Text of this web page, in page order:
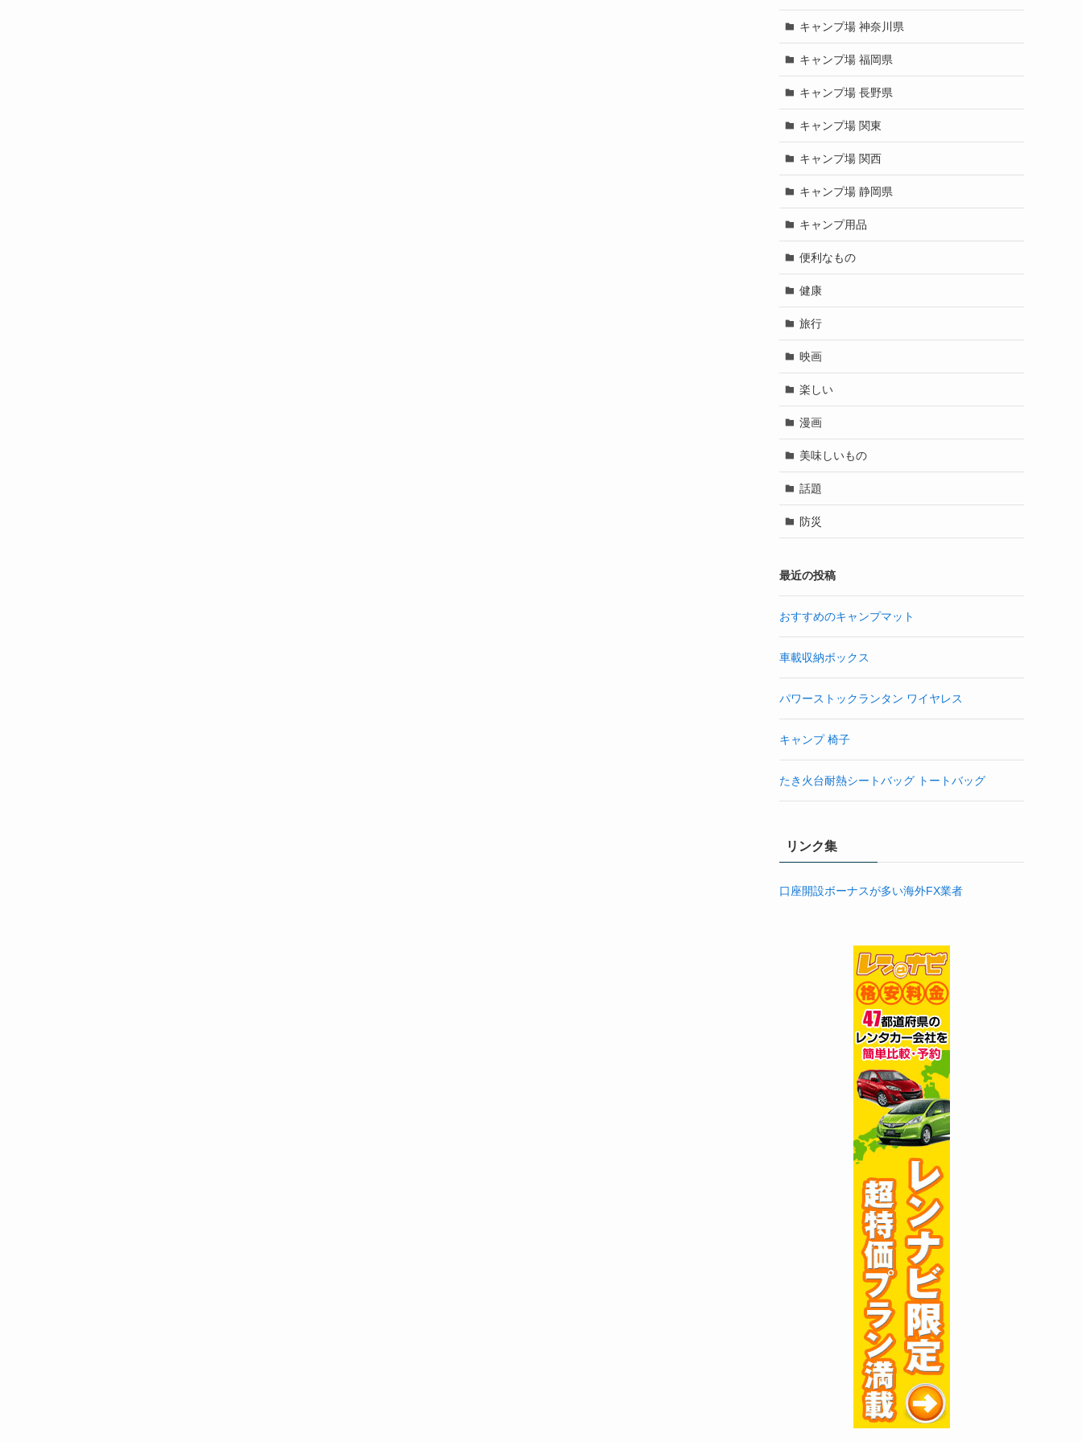
キャンプ場 神奈川県
キャンプ場 福岡県
キャンプ場 長野県
キャンプ場 関東
キャンプ場 関西
キャンプ場 静岡県
キャンプ用品
便利なもの
健康
旅行
映画
楽しい
漫画
美味しいもの
話題
防災
最近の投稿
おすすめのキャンプマット
車載収納ボックス
パワーストックランタン ワイヤレス
キャンプ 椅子
たき火台耐熱シートバッグ トートバッグ
リンク集
口座開設ボーナスが多い海外FX業者